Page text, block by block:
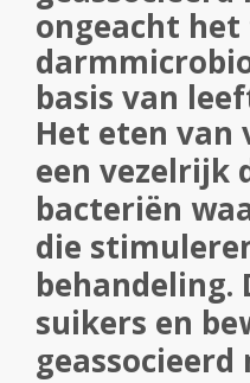
ongeacht
basis van
Het eten van
een vezelrijk
bacteriën
die
behandeling.
suikers en